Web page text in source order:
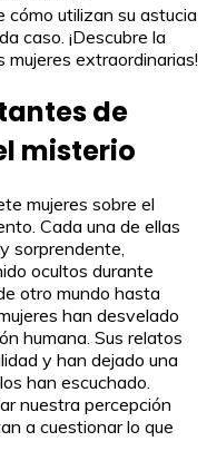
utilizan su astucia
caso. ¡Descubre la
extraordinarias!
de
misterio
mujeres sobre el
Cada una de ellas
sorprendente,
ocultos durante
otro mundo hasta
han desvelado
humana. Sus relatos
y han dejado una
han escuchado.
nuestra percepción
a cuestionar lo que